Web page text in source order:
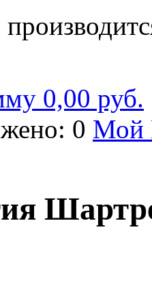
0,00 руб.
0 Мой